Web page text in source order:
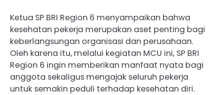
Ketua SP BRI Region 6 menyampaikan bahwa
kesehatan pekerja merupakan aset penting bagi
keberlangsungan organisasi dan perusahaan.
Oleh karena itu, melalui kegiatan MCU ini, SP BRI
Region 6 ingin memberikan manfaat nyata bagi
anggota sekaligus mengajak seluruh pekerja
untuk semakin peduli terhadap kesehatan diri.